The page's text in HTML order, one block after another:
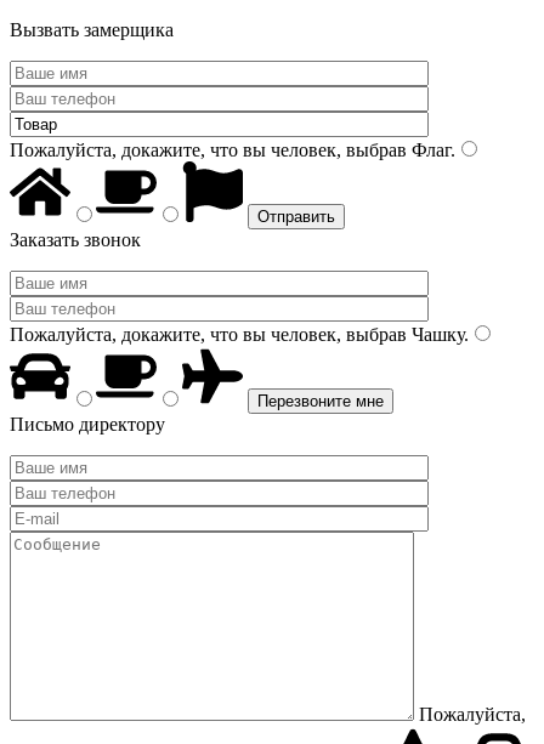
Вызвать замерщика
Пожалуйста, докажите, что вы человек, выбрав Флаг.
Заказать звонок
Пожалуйста, докажите, что вы человек, выбрав Чашку.
Письмо директору
Пожалуйста,